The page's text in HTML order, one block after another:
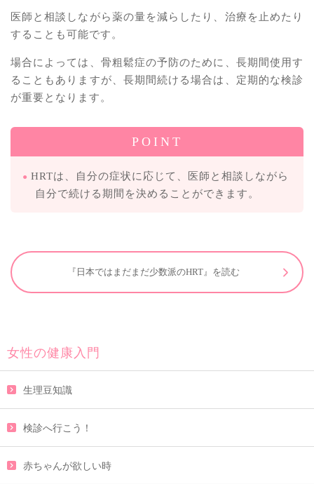
医師と相談しながら薬の量を減らしたり、治療を止めたり
することも可能です。
場合によっては、骨粗鬆症の予防のために、長期間使用す
ることもありますが、長期間続ける場合は、定期的な検診
が重要となります。
POINT
HRTは、自分の症状に応じて、医師と相談しながら
自分で続ける期間を決めることができます。
『日本ではまだまだ少数派のHRT』を読む
女性の健康入門
生理豆知識
検診へ行こう！
赤ちゃんが欲しい時